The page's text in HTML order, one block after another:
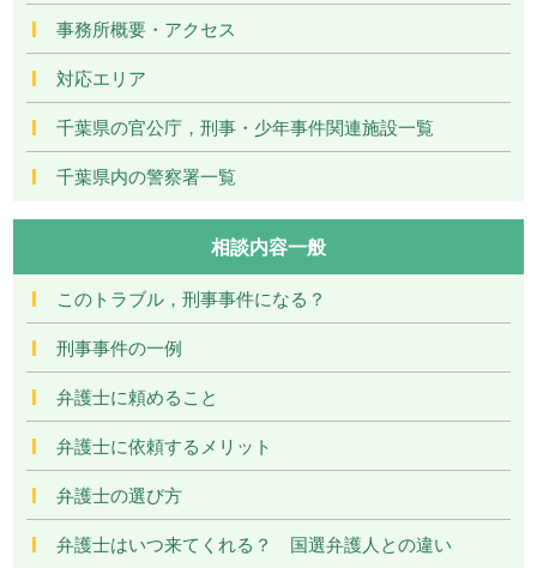
事務所概要・アクセス
対応エリア
千葉県の官公庁，刑事・少年事件関連施設一覧
千葉県内の警察署一覧
相談内容一般
このトラブル，刑事事件になる？
刑事事件の一例
弁護士に頼めること
弁護士に依頼するメリット
弁護士の選び方
弁護士はいつ来てくれる？ 国選弁護人との違い